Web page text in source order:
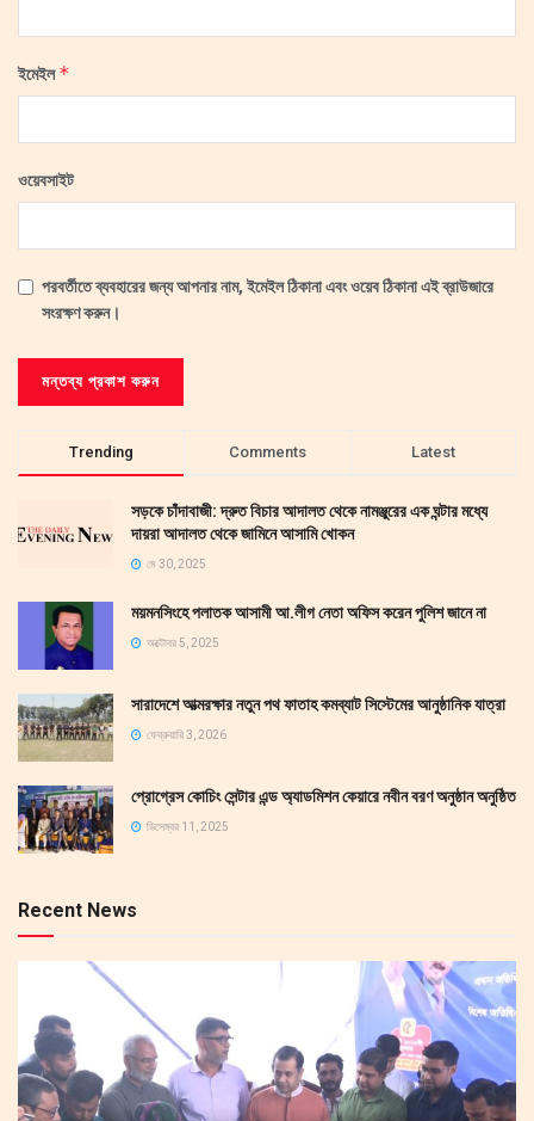
ইমেইল*
ওয়েবসাইট
পরবর্তীতে ব্যবহারের জন্য আপনার নাম, ইমেইল ঠিকানা এবং ওয়েব ঠিকানা এই ব্রাউজারে
সংরক্ষণ করুন।
Trending Comments Latest
সড়কে চাঁদাবাজী: দ্রুত বিচার আদালত থেকে নামঞ্জুরের এক ঘন্টার মধ্যে
দায়রা আদালত থেকে জামিনে আসামি খোকন
মে 30, 2025
ময়মনসিংহে পলাতক আসামী আ.লীগ নেতা অফিস করেন পুলিশ জানে না
অক্টোবর 5, 2025
সারাদেশে আত্মরক্ষার নতুন পথ ফাতাহ কমব্যাট সিস্টেমের আনুষ্ঠানিক যাত্রা
ফেব্রুয়ারি 3, 2026
প্রোগ্রেস কোচিং সেন্টার এন্ড অ্যাডমিশন কেয়ারে নবীন বরণ অনুষ্ঠান অনুষ্ঠিত
ডিসেম্বর 11, 2025
Recent News